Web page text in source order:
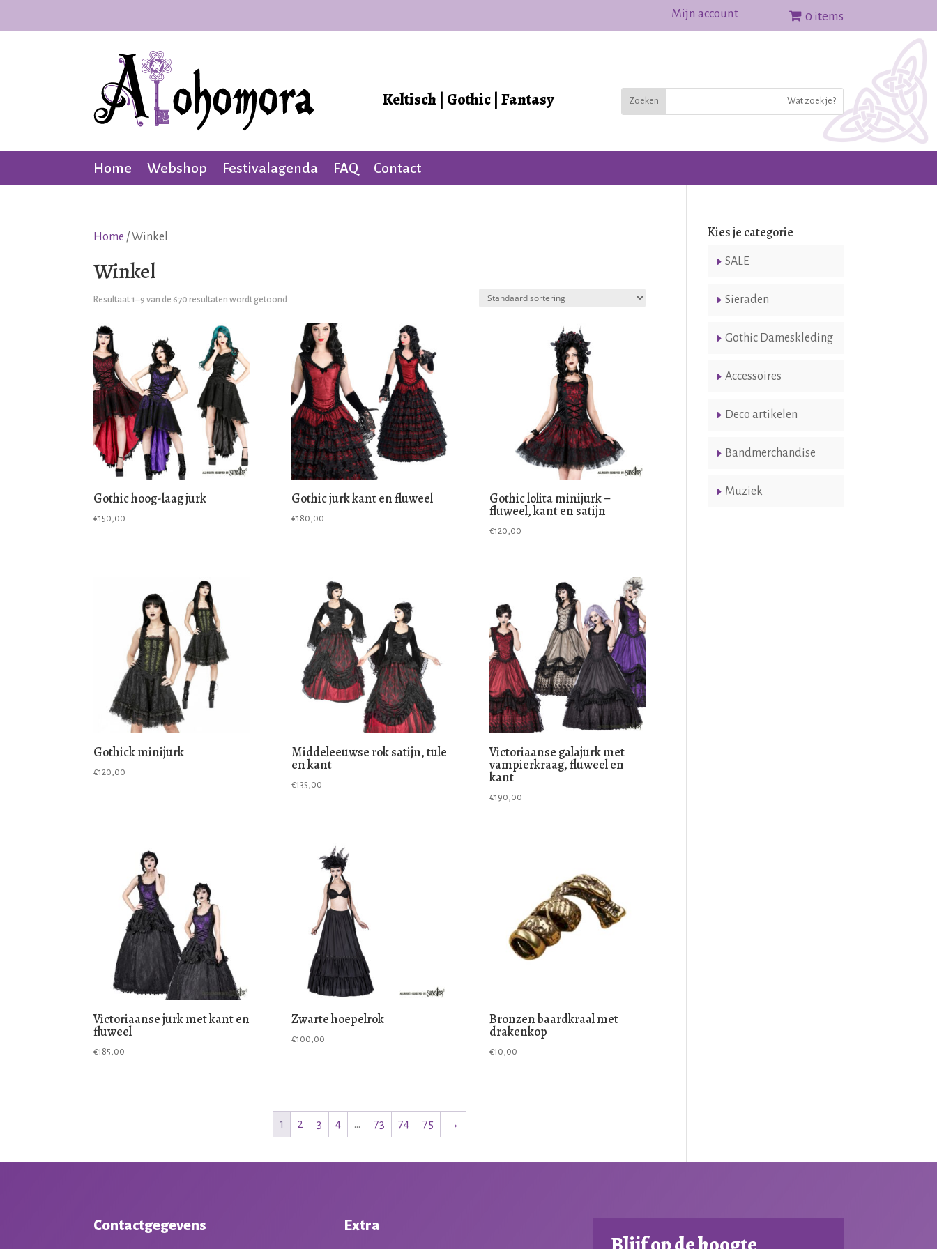
Mijn account 0 items
Keltisch | Gothic | Fantasy
Home Webshop Festivalagenda FAQ Contact
Home / Winkel
Winkel
Resultaat 1–9 van de 670 resultaten wordt getoond
Gothic hoog-laag jurk
€150,00
Gothic jurk kant en fluweel
€180,00
Gothic lolita minijurk –
fluweel, kant en satijn
€120,00
Gothick minijurk
€120,00
Middeleeuwse rok satijn, tule
en kant
€135,00
Victoriaanse galajurk met
vampierkraag, fluweel en
kant
€190,00
Victoriaanse jurk met kant en
fluweel
€185,00
Zwarte hoepelrok
€100,00
Bronzen baardkraal met
drakenkop
€10,00
1 2 3 4 … 73 74 75 →
Kies je categorie
SALE
Sieraden
Gothic Dameskleding
Accessoires
Deco artikelen
Bandmerchandise
Muziek
Contactgegevens Extra